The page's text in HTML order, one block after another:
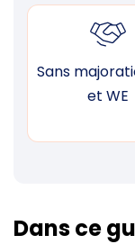
Sans
et WE
Dans ce